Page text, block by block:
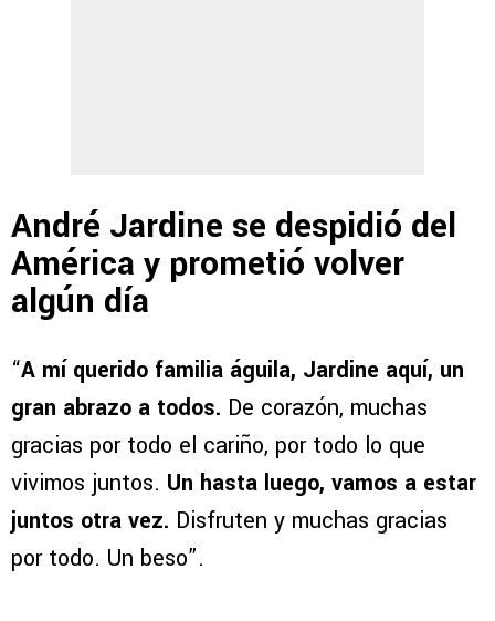
André Jardine se despidió del
América y prometió volver
algún día
“A mí querido familia águila, Jardine aquí, un
gran abrazo a todos. De corazón, muchas
gracias por todo el cariño, por todo lo que
vivimos juntos. Un hasta luego, vamos a estar
juntos otra vez. Disfruten y muchas gracias
por todo. Un beso”.